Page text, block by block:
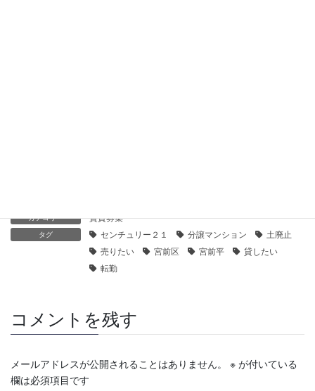
カテゴリー 賃貸募集
タグ センチュリー２１ 分譲マンション
土廃止
売りたい
宮前区 宮前平
貸したい
転勤
コメントを残す
メールアドレスが公開されることはありません。 ※ が付いている
欄は必須項目です